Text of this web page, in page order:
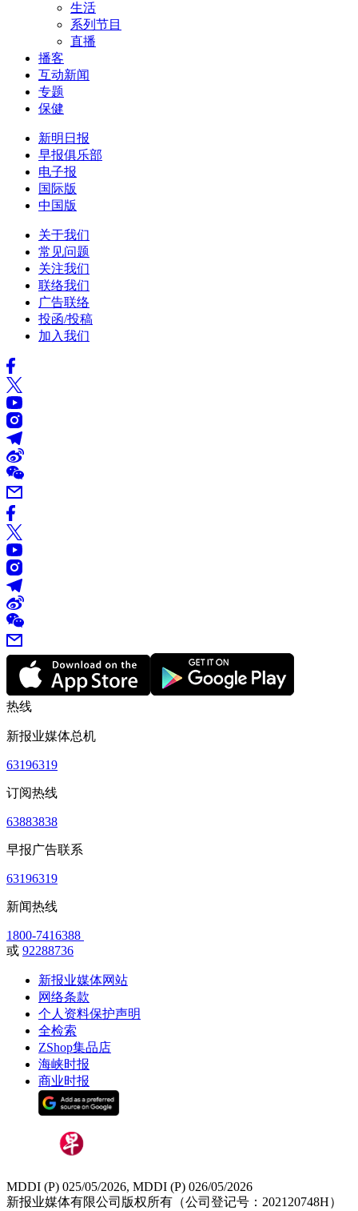
生活
系列节目
直播
播客
互动新闻
专题
保健
新明日报
早报俱乐部
电子报
国际版
中国版
关于我们
常见问题
关注我们
联络我们
广告联络
投函/投稿
加入我们
热线
新报业媒体总机
63196319
订阅热线
63883838
早报广告联系
63196319
新闻热线
1800-7416388
或 92288736
新报业媒体网站
网络条款
个人资料保护声明
全检索
ZShop集品店
海峡时报
商业时报
MDDI (P) 025/05/2026, MDDI (P) 026/05/2026
新报业媒体有限公司版权所有（公司登记号：202120748H）